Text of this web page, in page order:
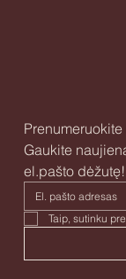
Gaukite
el.pašto dėžutę!